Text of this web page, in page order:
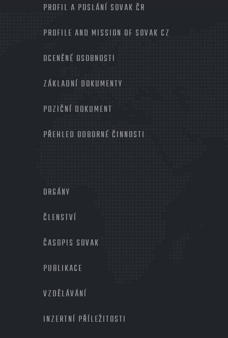
PROFIL A POSLÁNÍ SOVAK ČR
PROFILE AND MISSION OF SOVAK CZ
OCENĚNÉ OSOBNOSTI
ZÁKLADNÍ DOKUMENTY
POZIČNÍ DOKUMENT
PŘEHLED ODBORNÉ ČINNOSTI
ORGÁNY
ČLENSTVÍ
ČASOPIS SOVAK
PUBLIKACE
VZDĚLÁVÁNÍ
INZERTNÍ PŘÍLEŽITOSTI